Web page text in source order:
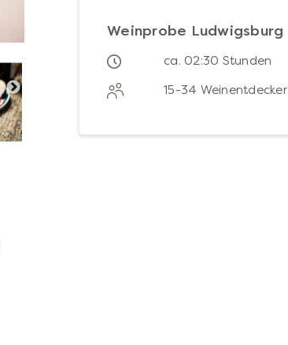
Weinprobe Ludwigsburg
ca. 02:30 Stunden
15-34 Weinentdecker